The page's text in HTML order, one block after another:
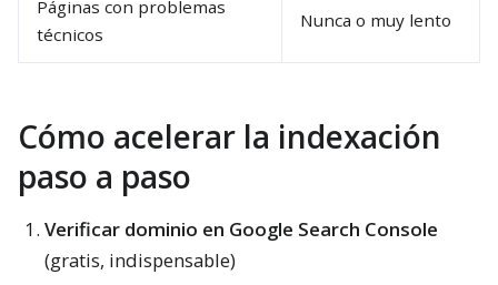
Páginas con problemas
técnicos
Nunca o muy lento
Cómo acelerar la indexación
paso a paso
Verificar dominio en Google Search Console
(gratis, indispensable)